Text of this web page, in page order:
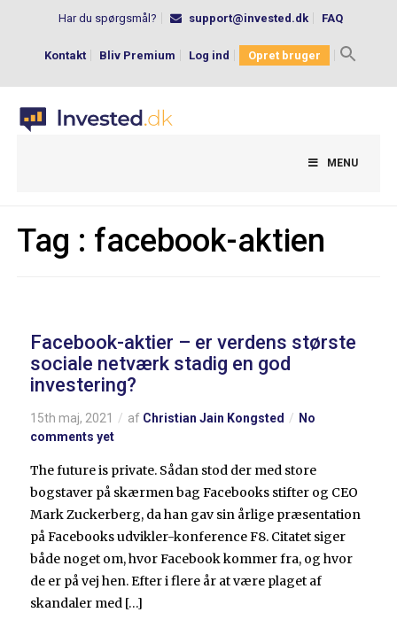
Har du spørgsmål? support@invested.dk FAQ
Kontakt Bliv Premium Log ind Opret bruger
Search
MENU
Tag : facebook-aktien
Facebook-aktier – er verdens største
sociale netværk stadig en god
investering?
15th maj, 2021 af Christian Jain Kongsted
No
comments yet
The future is private. Sådan stod der med store
bogstaver på skærmen bag Facebooks stifter og CEO
Mark Zuckerberg, da han gav sin årlige præsentation
på Facebooks udvikler-konference F8. Citatet siger
både noget om, hvor Facebook kommer fra, og hvor
de er på vej hen. Efter i flere år at være plaget af
skandaler med […]